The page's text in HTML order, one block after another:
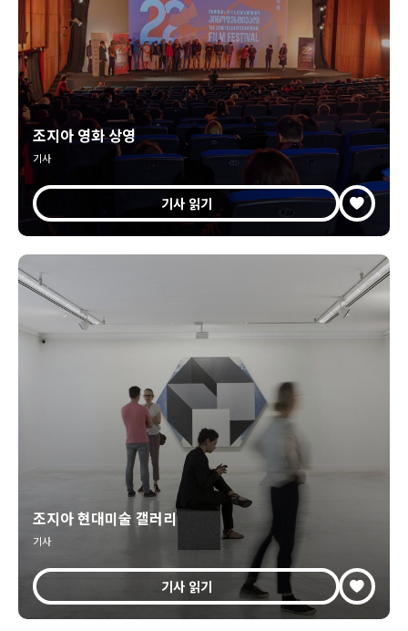
조지아 영화 상영
기사
기사 읽기
조지아 현대미술 갤러리
기사
기사 읽기